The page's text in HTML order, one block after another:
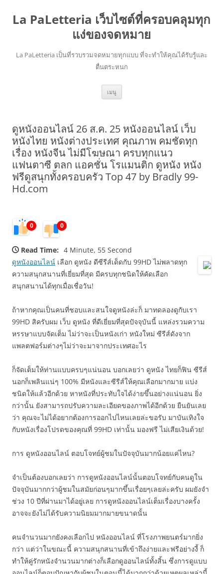
La PaLetteria เว็บไซต์ที่ครอบคลุมทุก
แง่ของจดหมาย
La PaLetteria เป็นที่รวบรวมจดหมายทุกแบบ ที่จะทำให้คุณได้รับรู้และ
ตื่นตระหนก
เมนู ข้าม
ยัง
ดูหนังออนไลน์ 26 ส.ค. 25 หนังออนไลน์ เว็บ
หนังไทย หนังต่างประเทศ คุณภาพ คมชัดทุก
เรื่อง หนังจีน ไม่มีโฆษณา ครบทุกแนว
แฟนตาซี ตลก แอคชั่น โรแมนติก ดูหนัง หนัง
ฟรีดูสนุกทั้งครอบครัว Top 47 by Bradly 99-
Hd.com
0 0
Read Time: 4 Minute, 55 Second
ดูหนังออนไลน์ เลือก ดูหนัง ดีซีรีส์เด็ดกับ 99HD ไม่พลาดทุก
ความสนุกสนานที่เยี่ยมที่สุด มีครบทุกชนิดให้คัดเลือก
สนุกสนานได้ทุกเมื่อเชื่อวัน!
ถ้าหากคุณเป็นคนที่ชอบและสนใจดูหนังล่ะก็ มาทดลองดูกับเรา
99HD สิครับผม เว็บ ดูหนัง ที่ดีเยี่ยมที่สุดปัจจุบันนี้ แหล่งรวมความ
หรรษาแบบจัดเต็ม ไม่ว่าจะเป็นหนังเก่า หนังใหม่ ซีรีส์ดังจาก
แพลตฟอร์มต่างๆไม่ว่าจะมาจากประเทศอะไร
ก็จัดเต็มให้ท่านแบบครบๆแน่นอน บอกเลยว่า ดูหนัง ไทยก็ฟิน ซีรีส์
นอกก็เพลินแน่ๆ 100% มีหนังและซีรีส์ให้คุณเลือกมากมาย แบ่ง
ชนิดให้แล้วอีกด้วย หาหนังที่ประทับใจได้ง่ายขึ้นอย่างแน่นอน ยิ่ง
กว่านั้น ยังสามารถปรับความละเอียดของภาพได้อีกด้วย ยืนยันเลย
ว่า คุณจะไม่ได้อยากต้องการออกไปไหนเลยล่ะขอรับ มาบันเทิงใจ
กับหนังเรื่องโปรดของคุณที่ 99HD เท่านั้น มองฟรี ไม่เสียเงินด้วย!
การ ดูหนังออนไลน์ ตอบโจทย์ผู้ชมในปัจจุบันมากน้อยแค่ไหน?
จำเป็นต้องบอกเลยว่า การดูหนังออนไลน์นั้นตอบโจทย์กับคนดูใน
ปัจจุบันมากกว่าผู้ชมในสมัยก่อนๆมากขึ้นเรื่อยๆเลยล่ะครับ ผมยังจำ
ช่วง 10 ปีที่ผ่านมาได้อยู่เลย การดูหนังออนไลน์เต็มเรื่องบางครั้ง
อาจจะยังไม่ได้รับความนิยมมากมายขนาดนั้น
คนจำนวนมากยังคงเลือกไป หนังออนไลน์ ที่โรงภาพยนตร์มากยิ่ง
กว่า แต่ว่าในขณะนี้ ความสนุกสนานที่เข้าถึงง่ายและฟรีอย่างงี้ ก็
ทำให้คู่รักหนังจำนวนมากต่างก็เลือกดูออนไลน์ทั้งสิ้น ซึ่งการดูแบบ